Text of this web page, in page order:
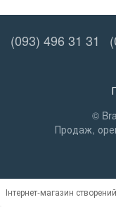
(093) 496 31 31
©
Продаж,
Інтернет-магазин